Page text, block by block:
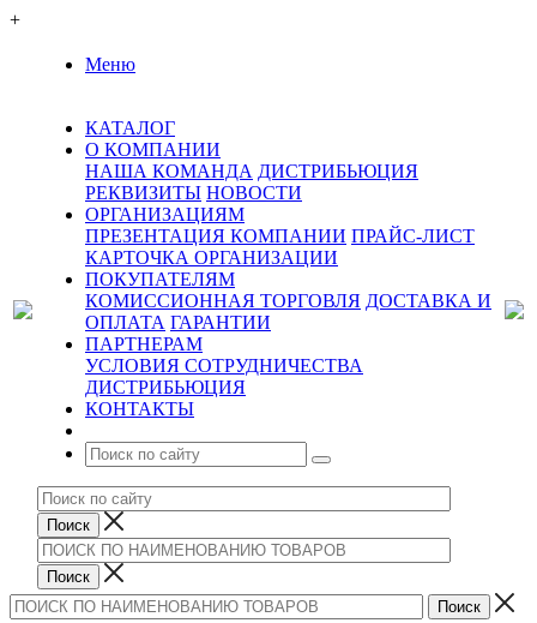
+
Меню
КАТАЛОГ
О КОМПАНИИ
НАША КОМАНДА ДИСТРИБЬЮЦИЯ
РЕКВИЗИТЫ НОВОСТИ
ОРГАНИЗАЦИЯМ
ПРЕЗЕНТАЦИЯ КОМПАНИИ ПРАЙС-ЛИСТ
КАРТОЧКА ОРГАНИЗАЦИИ
ПОКУПАТЕЛЯМ
КОМИССИОННАЯ ТОРГОВЛЯ ДОСТАВКА И
ОПЛАТА ГАРАНТИИ
ПАРТНЕРАМ
УСЛОВИЯ СОТРУДНИЧЕСТВА
ДИСТРИБЬЮЦИЯ
КОНТАКТЫ